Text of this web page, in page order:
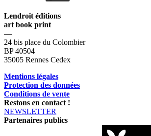
Lendroit éditions
art book print
—
24 bis place du Colombier
BP 40504
35005 Rennes Cedex
Mentions légales
Protection des données
Conditions de vente
Restons en contact !
NEWSLETTER
Partenaires publics